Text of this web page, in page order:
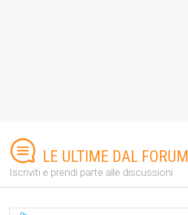
LE ULTIME DAL FORUM
Iscriviti e prendi parte alle discussioni